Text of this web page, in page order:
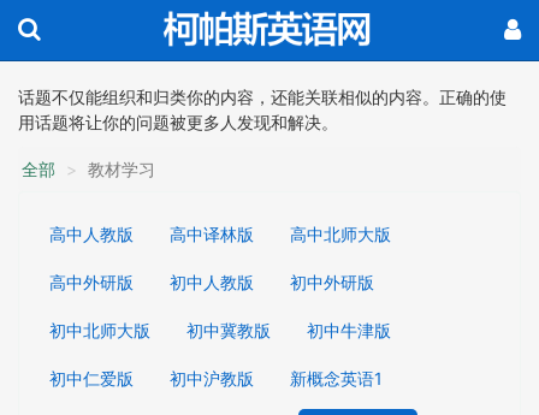
话题不仅能组织和归类你的内容，还能关联相似的内容。正确的使
用话题将让你的问题被更多人发现和解决。
全部 教材学习
高中人教版 高中译林版 高中北师大版
高中外研版 初中人教版 初中外研版
初中北师大版 初中冀教版 初中牛津版
初中仁爱版 初中沪教版 新概念英语1